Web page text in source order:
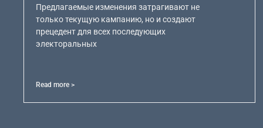
Предлагаемые изменения затрагивают не
только текущую кампанию, но и создают
прецедент для всех последующих
электоральных
Read more >